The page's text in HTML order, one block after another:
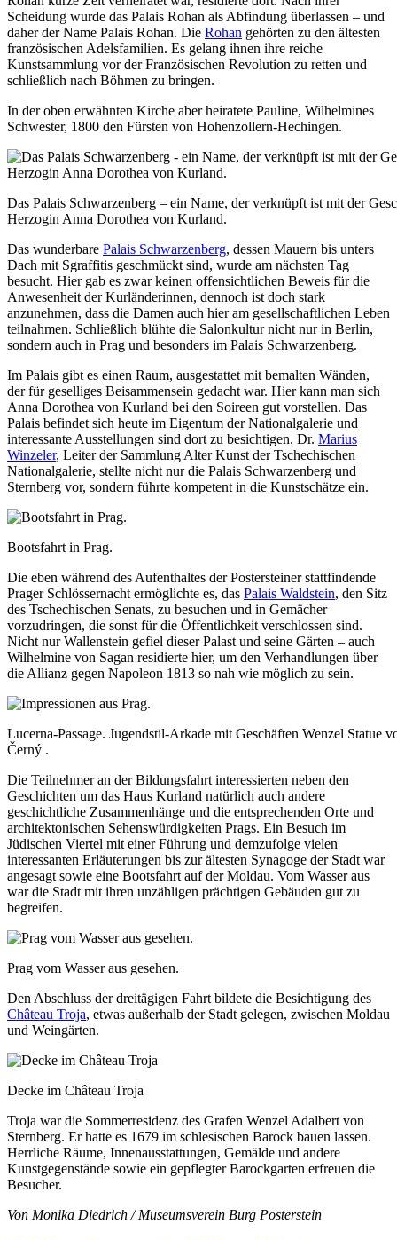
Scheidung wurde das Palais Rohan als Abfindung überlassen – und
daher der Name Palais Rohan. Die Rohan gehörten zu den ältesten
französischen Adelsfamilien. Es gelang ihnen ihre reiche
Kunstsammlung vor der Französischen Revolution zu retten und
schließlich nach Böhmen zu bringen.
In der oben erwähnten Kirche aber heiratete Pauline, Wilhelmines
Schwester, 1800 den Fürsten von Hohenzollern-Hechingen.
Das Palais Schwarzenberg – ein Name, der verknüpft ist mit der
Herzogin Anna Dorothea von Kurland.
Das wunderbare Palais Schwarzenberg, dessen Mauern bis unters
Dach mit Sgraffitis geschmückt sind, wurde am nächsten Tag
besucht. Hier gab es zwar keinen offensichtlichen Beweis für die
Anwesenheit der Kurländerinnen, dennoch ist doch stark
anzunehmen, dass die Damen auch hier am gesellschaftlichen Leben
teilnahmen. Schließlich blühte die Salonkultur nicht nur in Berlin,
sondern auch in Prag und besonders im Palais Schwarzenberg.
Im Palais gibt es einen Raum, ausgestattet mit bemalten Wänden,
der für geselliges Beisammensein gedacht war. Hier kann man sich
Anna Dorothea von Kurland bei den Soireen gut vorstellen. Das
Palais befindet sich heute im Eigentum der Nationalgalerie und
interessante Ausstellungen sind dort zu besichtigen. Dr. Marius
Winzeler, Leiter der Sammlung Alter Kunst der Tschechischen
Nationalgalerie, stellte nicht nur die Palais Schwarzenberg und
Sternberg vor, sondern führte kompetent in die Kunstschätze ein.
Bootsfahrt in Prag.
Die eben während des Aufenthaltes der Postersteiner stattfindende
Prager Schlössernacht ermöglichte es, das Palais Waldstein, den Sitz
des Tschechischen Senats, zu besuchen und in Gemächer
vorzudringen, die sonst für die Öffentlichkeit verschlossen sind.
Nicht nur Wallenstein gefiel dieser Palast und seine Gärten – auch
Wilhelmine von Sagan residierte hier, um den Verhandlungen über
die Allianz gegen Napoleon 1813 so nah wie möglich zu sein.
Lucerna-Passage. Jugendstil-Arkade mit Geschäften Wenzel Statue
Černý .
Die Teilnehmer an der Bildungsfahrt interessierten neben den
Geschichten um das Haus Kurland natürlich auch andere
geschichtliche Zusammenhänge und die entsprechenden Orte und
architektonischen Sehenswürdigkeiten Prags. Ein Besuch im
Jüdischen Viertel mit einer Führung und demzufolge vielen
interessanten Erläuterungen bis zur ältesten Synagoge der Stadt war
angesagt sowie eine Bootsfahrt auf der Moldau. Vom Wasser aus
war die Stadt mit ihren unzähligen prächtigen Gebäuden gut zu
begreifen.
Prag vom Wasser aus gesehen.
Den Abschluss der dreitägigen Fahrt bildete die Besichtigung des
Château Troja, etwas außerhalb der Stadt gelegen, zwischen Moldau
und Weingärten.
Decke im Château Troja
Troja war die Sommerresidenz des Grafen Wenzel Adalbert von
Sternberg. Er hatte es 1679 im schlesischen Barock bauen lassen.
Herrliche Räume, Innenausstattungen, Gemälde und andere
Kunstgegenstände sowie ein gepflegter Barockgarten erfreuen die
Besucher.
Von Monika Diedrich / Museumsverein Burg Posterstein